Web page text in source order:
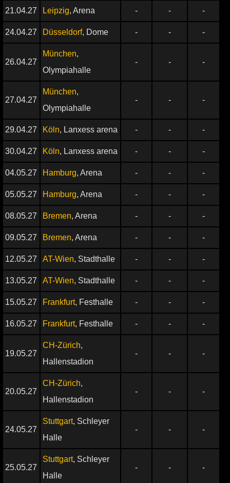
21.04.27 Leipzig, Arena - - -
24.04.27 Düsseldorf, Dome - - -
26.04.27
München,
Olympiahalle
- - -
27.04.27
München,
Olympiahalle
- - -
29.04.27 Köln, Lanxess arena - - -
30.04.27 Köln, Lanxess arena - - -
04.05.27 Hamburg, Arena - - -
05.05.27 Hamburg, Arena - - -
08.05.27 Bremen, Arena - - -
09.05.27 Bremen, Arena - - -
12.05.27 AT-Wien, Stadthalle - - -
13.05.27 AT-Wien, Stadthalle - - -
15.05.27 Frankfurt, Festhalle - - -
16.05.27 Frankfurt, Festhalle - - -
19.05.27
CH-Zürich,
Hallenstadion
- - -
20.05.27
CH-Zürich,
Hallenstadion
- - -
24.05.27
Stuttgart, Schleyer
Halle
- - -
25.05.27
Stuttgart, Schleyer
Halle
- - -